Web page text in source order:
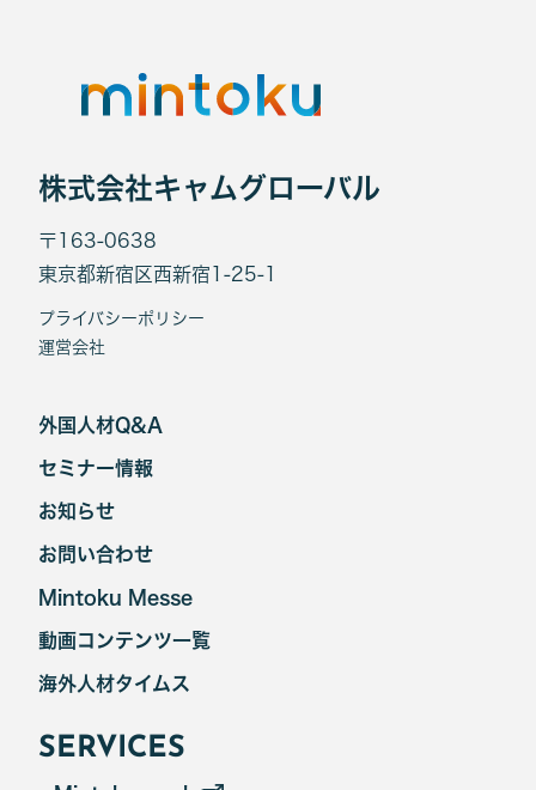
株式会社キャムグローバル
〒163-0638
東京都新宿区西新宿1-25-1
プライバシーポリシー
運営会社
外国人材Q&A
セミナー情報
お知らせ
お問い合わせ
Mintoku Messe
海外人材タイムス
動画コンテンツ一覧
SERVICES